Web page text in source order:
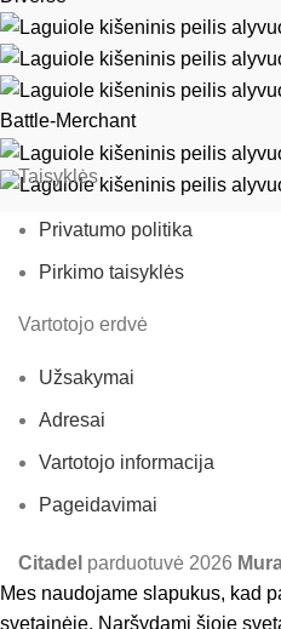
Battle-Merchant
Taisyklės
Privatumo politika
Pirkimo taisyklės
Vartotojo erdvė
Užsakymai
Adresai
Vartotojo informacija
Pageidavimai
Citadel parduotuvė 2026
Mes naudojame slapukus, kad
svetainėje. Naršydami šioje